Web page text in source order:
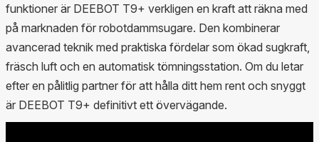
funktioner är DEEBOT T9+ verkligen en kraft att räkna med
på marknaden för robotdammsugare. Den kombinerar
avancerad teknik med praktiska fördelar som ökad sugkraft,
fräsch luft och en automatisk tömningsstation. Om du letar
efter en pålitlig partner för att hålla ditt hem rent och snyggt
är DEEBOT T9+ definitivt ett övervägande.